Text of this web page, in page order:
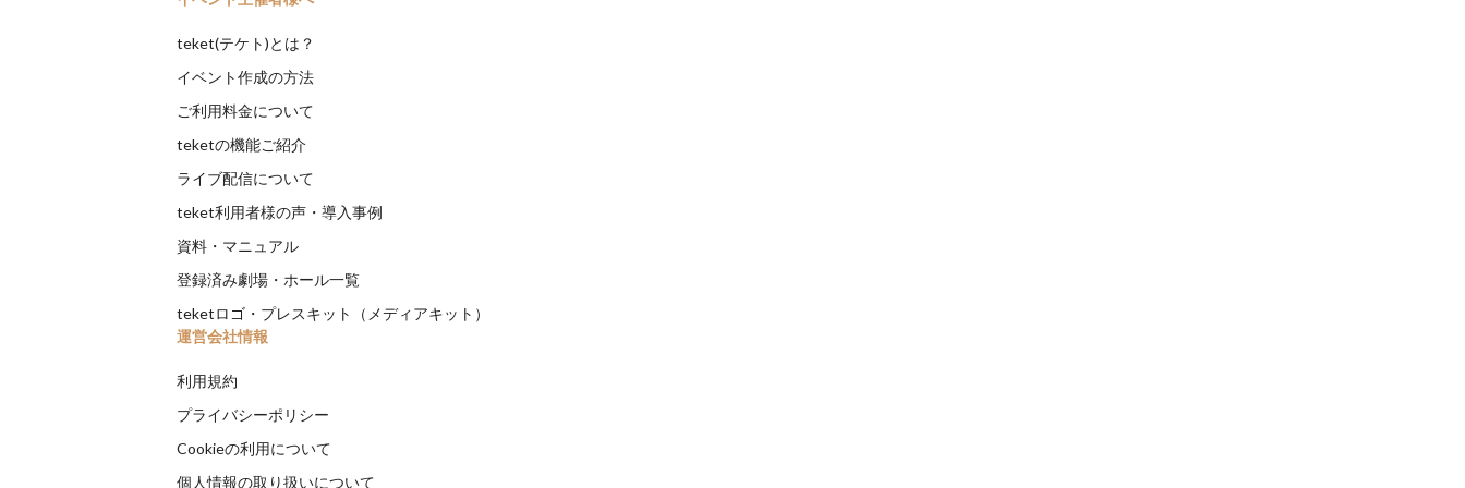
teket(テケト)とは？
イベント作成の方法
ご利用料金について
teketの機能ご紹介
ライブ配信について
teket利用者様の声・導入事例
資料・マニュアル
登録済み劇場・ホール一覧
teketロゴ・プレスキット（メディアキット）
運営会社情報
利用規約
プライバシーポリシー
Cookieの利用について
個人情報の取り扱いについて